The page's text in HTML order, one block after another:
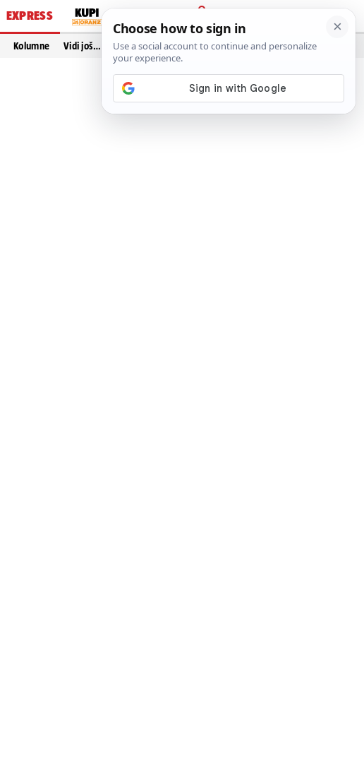
EXPRESS
PRIJAVA
Kolumne Vidi još…